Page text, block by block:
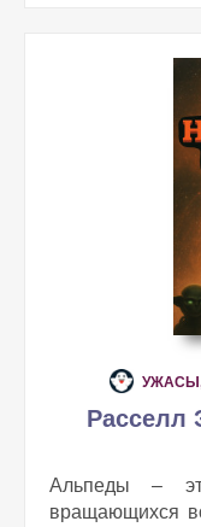
Расселл
Альпеды –
вращающихся